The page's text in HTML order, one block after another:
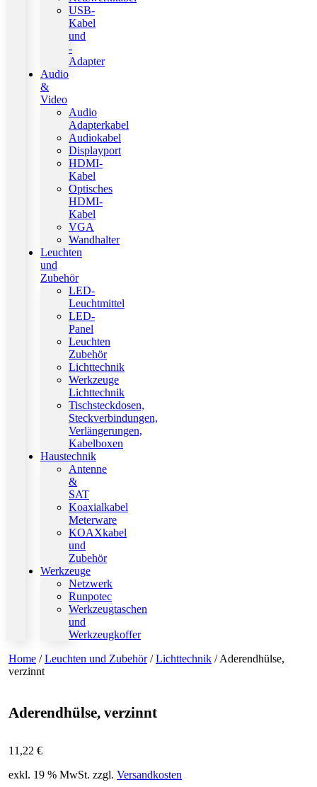
USB-
Kabel
und
-
Adapter
Audio
&
Video
Audio
Adapterkabel
Audiokabel
Displayport
HDMI-
Kabel
Optisches
HDMI-
Kabel
VGA
Wandhalter
Leuchten
und
Zubehör
LED-
Leuchtmittel
LED-
Panel
Leuchten
Zubehör
Lichttechnik
Werkzeuge
Lichttechnik
Tischsteckdosen,
Steckverbindungen,
Verlängerungen,
Kabelboxen
Haustechnik
Antenne
&
SAT
Koaxialkabel
Meterware
KOAXkabel
und
Zubehör
Werkzeuge
Netzwerk
Runpotec
Werkzeugtaschen
und
Werkzeugkoffer
Home /Leuchten und Zubehör/Lichttechnik / Aderendhülse,
verzinnt
Aderendhülse, verzinnt
11,22 €
exkl. 19 % MwSt. zzgl. Versandkosten